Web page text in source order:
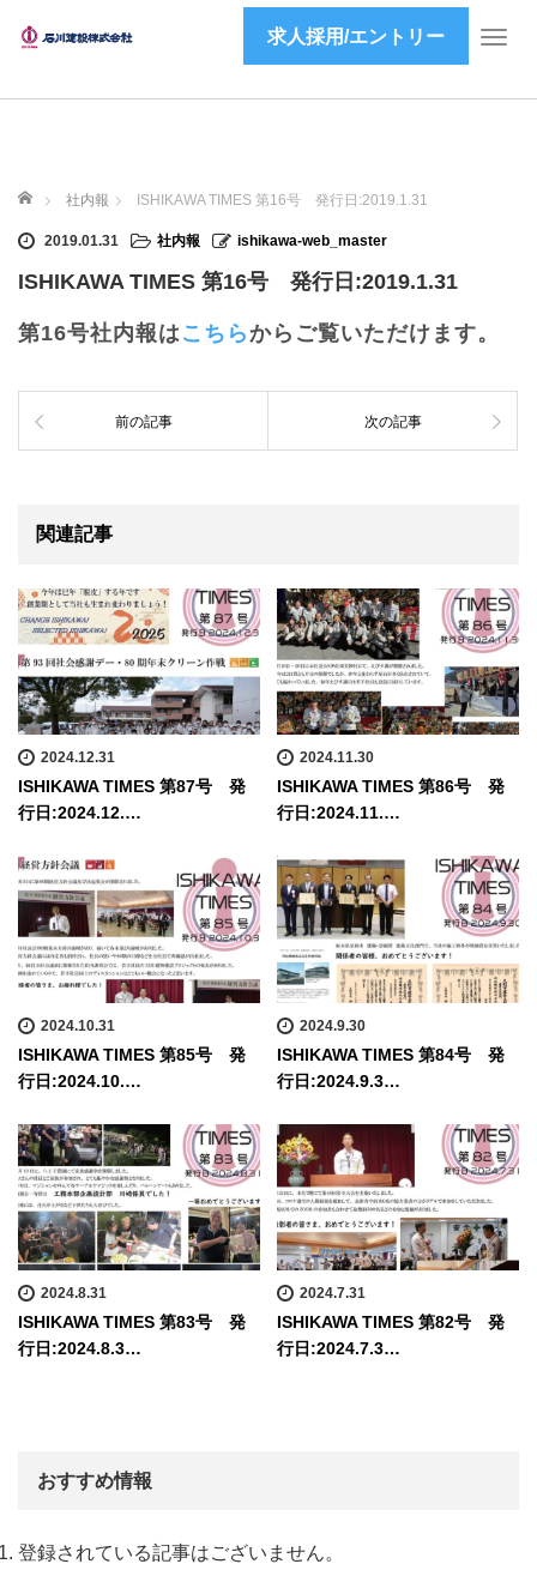
T
n
求人採用/エントリー
ホーム 社内報 ISHIKAWA TIMES 第16号 発行日:2019.1.31
2019.01.31 社内報 ishikawa-web_master
ISHIKAWA TIMES 第16号 発行日:2019.1.31
第16号社内報はこちらからご覧いただけます。
前の記事 次の記事
関連記事
2024.12.31
ISHIKAWA TIMES 第87号 発
行日:2024.12.…
2024.11.30
ISHIKAWA TIMES 第86号 発
行日:2024.11.…
2024.10.31
ISHIKAWA TIMES 第85号 発
行日:2024.10.…
2024.9.30
ISHIKAWA TIMES 第84号 発
行日:2024.9.3…
2024.8.31
ISHIKAWA TIMES 第83号 発
行日:2024.8.3…
2024.7.31
ISHIKAWA TIMES 第82号 発
行日:2024.7.3…
おすすめ情報
登録されている記事はございません。